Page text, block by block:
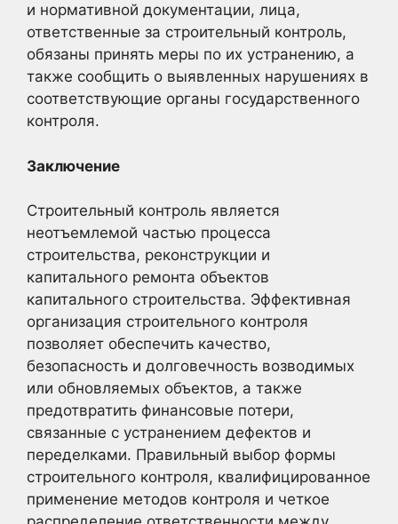
и нормативной документации, лица,
ответственные за строительный контроль,
обязаны принять меры по их устранению, а
также сообщить о выявленных нарушениях в
соответствующие органы государственного
контроля.
Заключение
Строительный контроль является
неотъемлемой частью процесса
строительства, реконструкции и
капитального ремонта объектов
капитального строительства. Эффективная
организация строительного контроля
позволяет обеспечить качество,
безопасность и долговечность возводимых
или обновляемых объектов, а также
предотвратить финансовые потери,
связанные с устранением дефектов и
переделками. Правильный выбор формы
строительного контроля, квалифицированное
применение методов контроля и четкое